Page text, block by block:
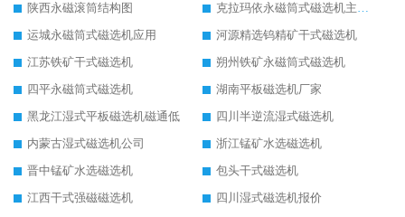
陕西永磁滚筒结构图
克拉玛依永磁筒式磁选机主要技术参数
运城永磁筒式磁选机应用
河源精选钨精矿干式磁选机
江苏铁矿干式磁选机
朔州铁矿永磁筒式磁选机
四平永磁筒式磁选机
湖南平板磁选机厂家
黑龙江湿式平板磁选机磁通低
四川半逆流湿式磁选机
内蒙古湿式磁选机公司
浙江锰矿水选磁选机
晋中锰矿水选磁选机
包头干式磁选机
江西干式强磁磁选机
四川湿式磁选机报价